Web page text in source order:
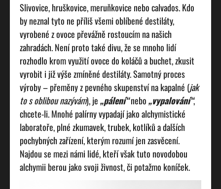
Slivovice, hruškovice, meruňkovice nebo calvados. Kdo
by neznal tyto ne příliš všemi oblíbené destiláty,
vyrobené z ovoce převážně rostoucím na našich
zahradách. Není proto také divu, že se mnoho lidí
rozhodlo krom využití ovoce do koláčů a buchet, zkusit
vyrobit i již výše zmíněné destiláty.Samotný proces
výroby – přeměny z pevného skupenství na kapalné (jak
to s oblibou nazývám), je„pálení“nebo„vypalování“,
chcete-li. Mnohé palírny vypadají jako alchymistické
laboratoře, plné zkumavek, trubek, kotlíků a dalších
pochybných zařízení, kterým rozumí jen zasvěcení.
Najdou se mezi námi lidé, kteří však tuto novodobou
alchymii berou jako svoji živnost, či potažmo koníček.